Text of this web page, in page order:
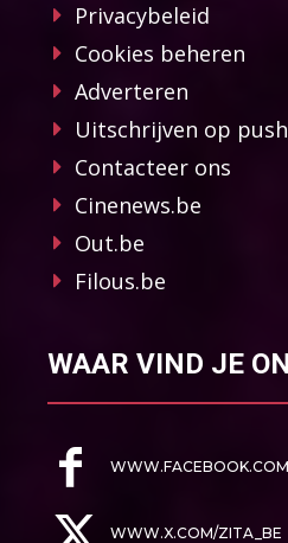
Privacybeleid
Cookies beheren
Adverteren
Uitschrijven op
Contacteer ons
Cinenews.be
Out.be
Filous.be
WAAR VIND JE
WWW.X.COM/ZITA_BE